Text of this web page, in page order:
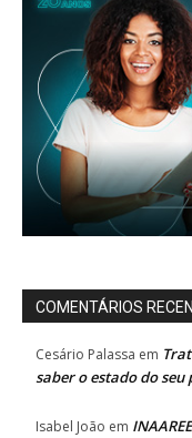
COMENTÁRIOS
Cesário Palassa em
saber o estado do seu
Isabel João em